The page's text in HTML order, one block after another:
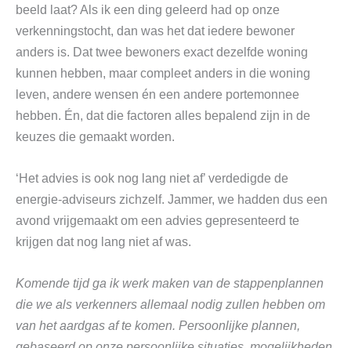
beeld laat? Als ik een ding geleerd had op onze
verkenningstocht, dan was het dat iedere bewoner
anders is. Dat twee bewoners exact dezelfde woning
kunnen hebben, maar compleet anders in die woning
leven, andere wensen én een andere portemonnee
hebben. Én, dat die factoren alles bepalend zijn in de
keuzes die gemaakt worden.
‘Het advies is ook nog lang niet af’ verdedigde de
energie-adviseurs zichzelf. Jammer, we hadden dus een
avond vrijgemaakt om een advies gepresenteerd te
krijgen dat nog lang niet af was.
Komende tijd ga ik werk maken van de stappenplannen
die we als verkenners allemaal nodig zullen hebben om
van het aardgas af te komen. Persoonlijke plannen,